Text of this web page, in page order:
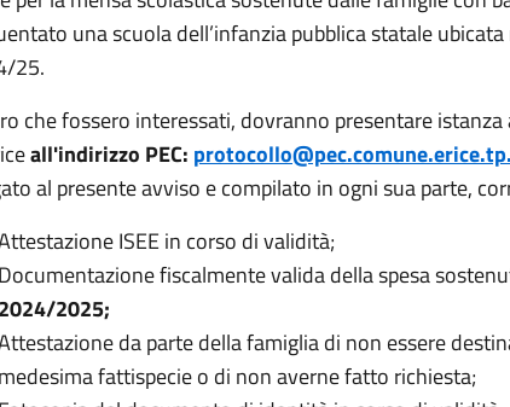
una scuola dell’infanzia pubblica statale
25.
che fossero interessati, dovranno presentare
all'indirizzo PEC:
al presente avviso e compilato in ogni sua parte,
ISEE in corso di validità;
Documentazione fiscalmente valida della spesa
2024/2025;
da parte della famiglia di non essere
medesima fattispecie o di non averne fatto richiesta;